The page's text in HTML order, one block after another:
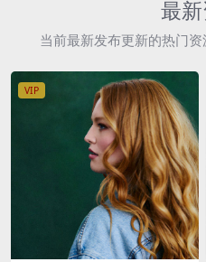
最
当前最新发布更新的热门
VIP